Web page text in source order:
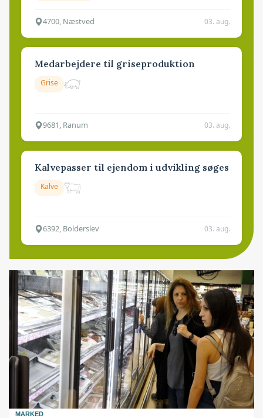
4700, Næstved 03. aug.
Medarbejdere til griseproduktion
Grise
9681, Ranum 03. aug.
Kalvepasser til ejendom i udvikling søges
Kalve
6392, Bolderslev 03. aug.
MARKED